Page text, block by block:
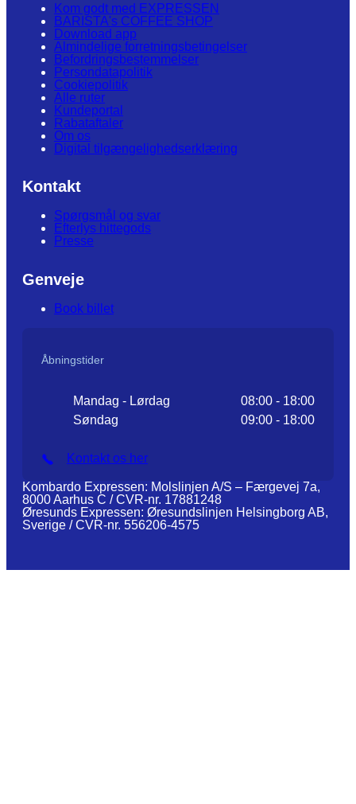
Kom godt med EXPRESSEN
BARISTA's COFFEE SHOP
Download app
Almindelige forretningsbetingelser
Befordringsbestemmelser
Persondatapolitik
Cookiepolitik
Alle ruter
Kundeportal
Rabataftaler
Om os
Digital tilgængelighedserklæring
Kontakt
Spørgsmål og svar
Efterlys hittegods
Presse
Genveje
Book billet
Åbningstider
Mandag - Lørdag
08:00 - 18:00
Søndag
09:00 - 18:00
Kontakt os her
Kombardo Expressen: Molslinjen A/S – Færgevej 7a,
8000 Aarhus C / CVR-nr. 17881248
Øresunds Expressen: Øresundslinjen Helsingborg AB,
Sverige / CVR-nr. 556206-4575